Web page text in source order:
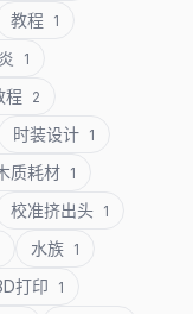
教程 1
1
程 2
时装设计 1
质耗材 1
校准挤出头 1
水族 1
打印 1